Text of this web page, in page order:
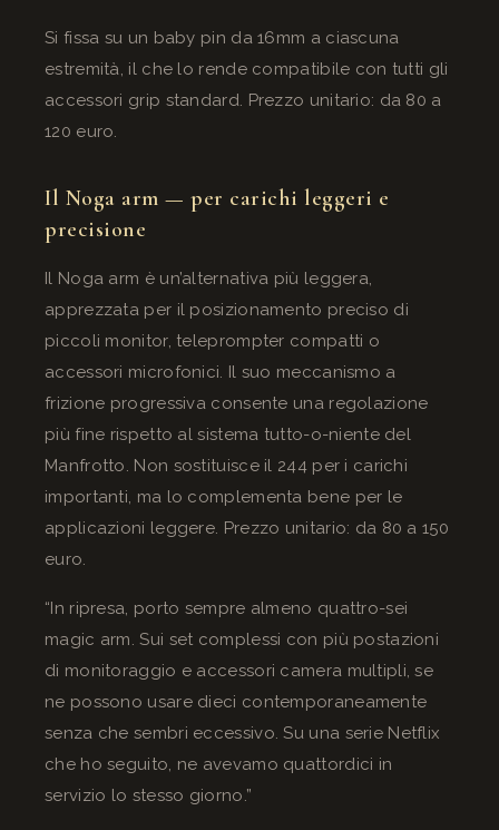
Si fissa su un baby pin da 16mm a ciascuna
estremità, il che lo rende compatibile con tutti gli
accessori grip standard. Prezzo unitario: da 80 a
120 euro.
Il Noga arm — per carichi leggeri e
precisione
Il Noga arm è un’alternativa più leggera,
apprezzata per il posizionamento preciso di
piccoli monitor, teleprompter compatti o
accessori microfonici. Il suo meccanismo a
frizione progressiva consente una regolazione
più fine rispetto al sistema tutto-o-niente del
Manfrotto. Non sostituisce il 244 per i carichi
importanti, ma lo complementa bene per le
applicazioni leggere. Prezzo unitario: da 80 a 150
euro.
“In ripresa, porto sempre almeno quattro-sei
magic arm. Sui set complessi con più postazioni
di monitoraggio e accessori camera multipli, se
ne possono usare dieci contemporaneamente
senza che sembri eccessivo. Su una serie Netflix
che ho seguito, ne avevamo quattordici in
servizio lo stesso giorno.”